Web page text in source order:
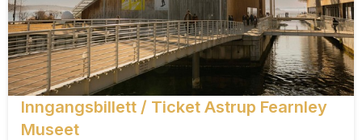
Inngangsbillett / Ticket Astrup Fearnley
Museet